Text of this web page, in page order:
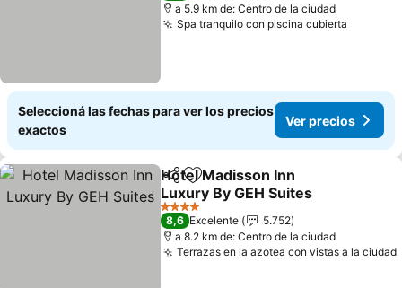
a 5.9 km de: Centro de la ciudad
Spa tranquilo con piscina cubierta
Seleccioná las fechas para ver los precios
exactos
Ver precios
CompartirAñadir a favoritos
Hotel Madisson Inn
Luxury By GEH Suites
4 Estrellas
8,6 Excelente
5.752
a 8.2 km de: Centro de la ciudad
Terrazas en la azotea con vistas a la ciudad